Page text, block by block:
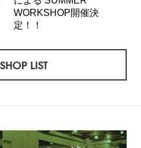
WORKSHOP開催決
定！！
LIST